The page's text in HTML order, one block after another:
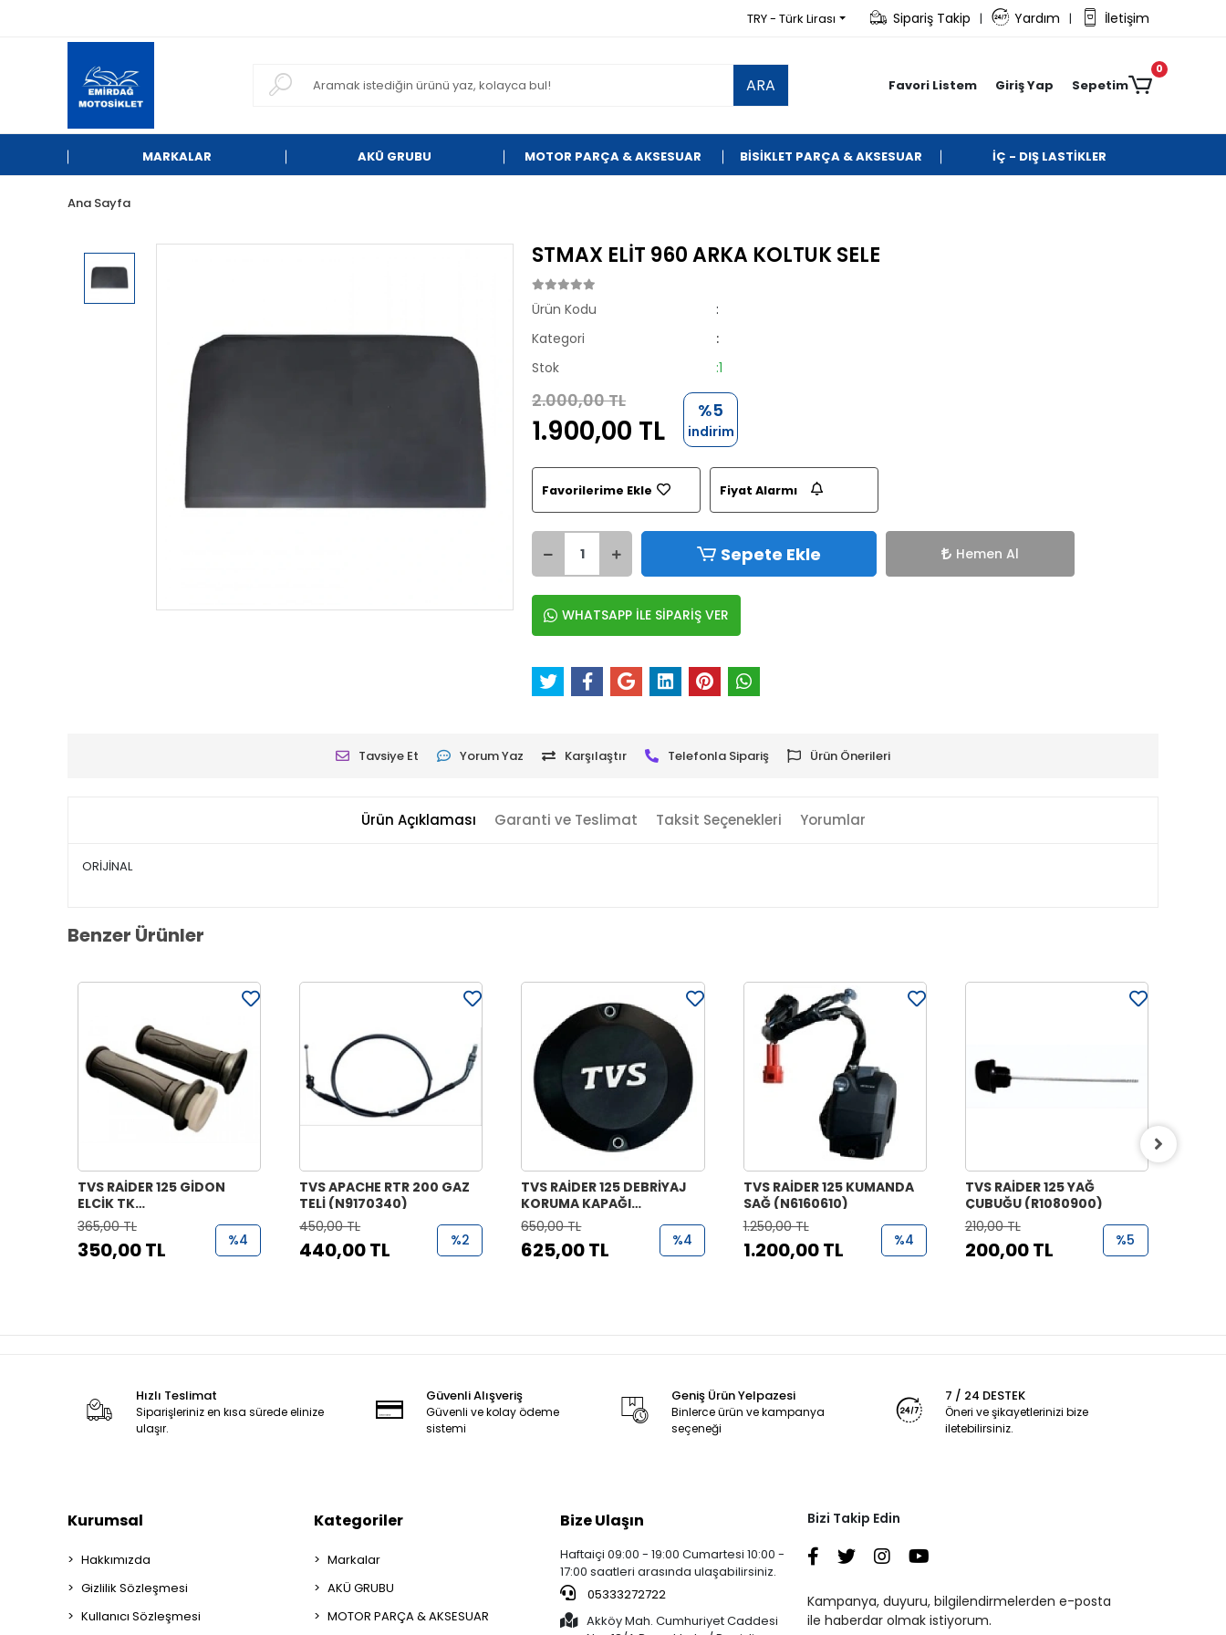
TRY - Türk Lirası Sipariş Takip | Yardım | İletişim
ARA Favori Listem Giriş Yap Sepetim
0
MARKALAR AKÜ GRUBU MOTOR PARÇA & AKSESUAR BİSİKLET PARÇA & AKSESUAR İÇ - DIŞ LASTİKLER
Ana Sayfa
STMAX ELİT 960 ARKA KOLTUK SELE
Ürün Kodu
:
Kategori
:
Stok
:1
2.000,00 TL
1.900,00 TL
%5
indirim
Favorilerime Ekle Fiyat Alarmı
Sepete Ekle Hemen Al
WHATSAPP İLE SİPARİŞ VER
Tavsiye Et Yorum Yaz Karşılaştır Telefonla Sipariş Ürün Önerileri
Ürün Açıklaması Garanti ve Teslimat Taksit Seçenekleri Yorumlar
ORİJİNAL
Benzer Ürünler
TVS RAİDER 125 GİDON
ELCİK TK
(N9221070+N9221170)
365,00 TL
350,00 TL %4
TVS APACHE RTR 200 GAZ
TELİ (N9170340)
450,00 TL
440,00 TL %2
TVS RAİDER 125 DEBRİYAJ
KORUMA KAPAĞI
(N6030380)
650,00 TL
625,00 TL %4
TVS RAİDER 125 KUMANDA
SAĞ (N6160610)
1.250,00 TL
1.200,00 TL %4
TVS RAİDER 125 YAĞ
ÇUBUĞU (R1080900)
210,00 TL
200,00 TL %5
Hızlı Teslimat
Siparişleriniz en kısa sürede elinize
ulaşır.
Güvenli Alışveriş
Güvenli ve kolay ödeme
sistemi
Geniş Ürün Yelpazesi
Binlerce ürün ve kampanya
seçeneği
7 / 24 DESTEK
Öneri ve şikayetlerinizi bize
iletebilirsiniz.
Kurumsal
Hakkımızda
Gizlilik Sözleşmesi
Kullanıcı Sözleşmesi
Kategoriler
Markalar
AKÜ GRUBU
MOTOR PARÇA & AKSESUAR
Bize Ulaşın
Haftaiçi 09:00 - 19:00 Cumartesi 10:00 -
17:00 saatleri arasında ulaşabilirsiniz.
05333272722
Akköy Mah. Cumhuriyet Caddesi
Bizi Takip Edin
Kampanya, duyuru, bilgilendirmelerden e-posta
ile haberdar olmak istiyorum.